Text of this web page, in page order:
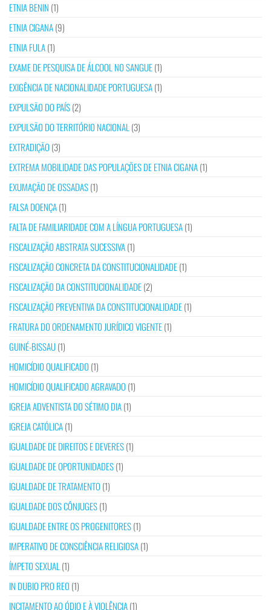
ETNIA BENIN (1)
ETNIA CIGANA(9)
ETNIA FULA(1)
EXAME DE PESQUISA DE ÁLCOOL NO SANGUE(1)
EXIGÊNCIA DE NACIONALIDADE PORTUGUESA(1)
EXPULSÃO DO PAÍS(2)
EXPULSÃO DO TERRITÓRIO NACIONAL (3)
EXTRADIÇÃO (3)
EXTREMA MOBILIDADE DAS POPULAÇÕES DE ETNIA CIGANA(1)
EXUMAÇÃO DE OSSADAS(1)
FALSA DOENÇA(1)
FALTA DE FAMILIARIDADE COM A LÍNGUA PORTUGUESA(1)
FISCALIZAÇÃO ABSTRATA SUCESSIVA(1)
FISCALIZAÇÃO CONCRETA DA CONSTITUCIONALIDADE(1)
FISCALIZAÇÃO DA CONSTITUCIONALIDADE(2)
FISCALIZAÇÃO PREVENTIVA DA CONSTITUCIONALIDADE(1)
FRATURA DO ORDENAMENTO JURÍDICO VIGENTE(1)
GUINÉ-BISSAU(1)
HOMICÍDIO QUALIFICADO (1)
HOMICÍDIO QUALIFICADO AGRAVADO (1)
IGREJA ADVENTISTA DO SÉTIMO DIA(1)
IGREJA CATÓLICA(1)
IGUALDADE DE DIREITOS E DEVERES(1)
IGUALDADE DE OPORTUNIDADES(1)
IGUALDADE DE TRATAMENTO (1)
IGUALDADE DOS CÔNJUGES(1)
IGUALDADE ENTRE OS PROGENITORES(1)
IMPERATIVO DE CONSCIÊNCIA RELIGIOSA(1)
ÍMPETO SEXUAL (1)
IN DUBIO PRO REO (1)
INCITAMENTO AO ÓDIO E À VIOLÊNCIA(1)